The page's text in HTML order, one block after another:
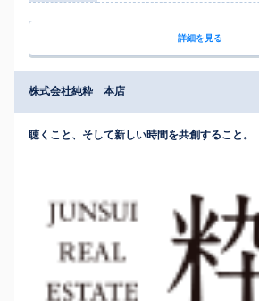
詳細を見る
株式会社純粋 本店
聴くこと、そして新しい時間を共創すること。